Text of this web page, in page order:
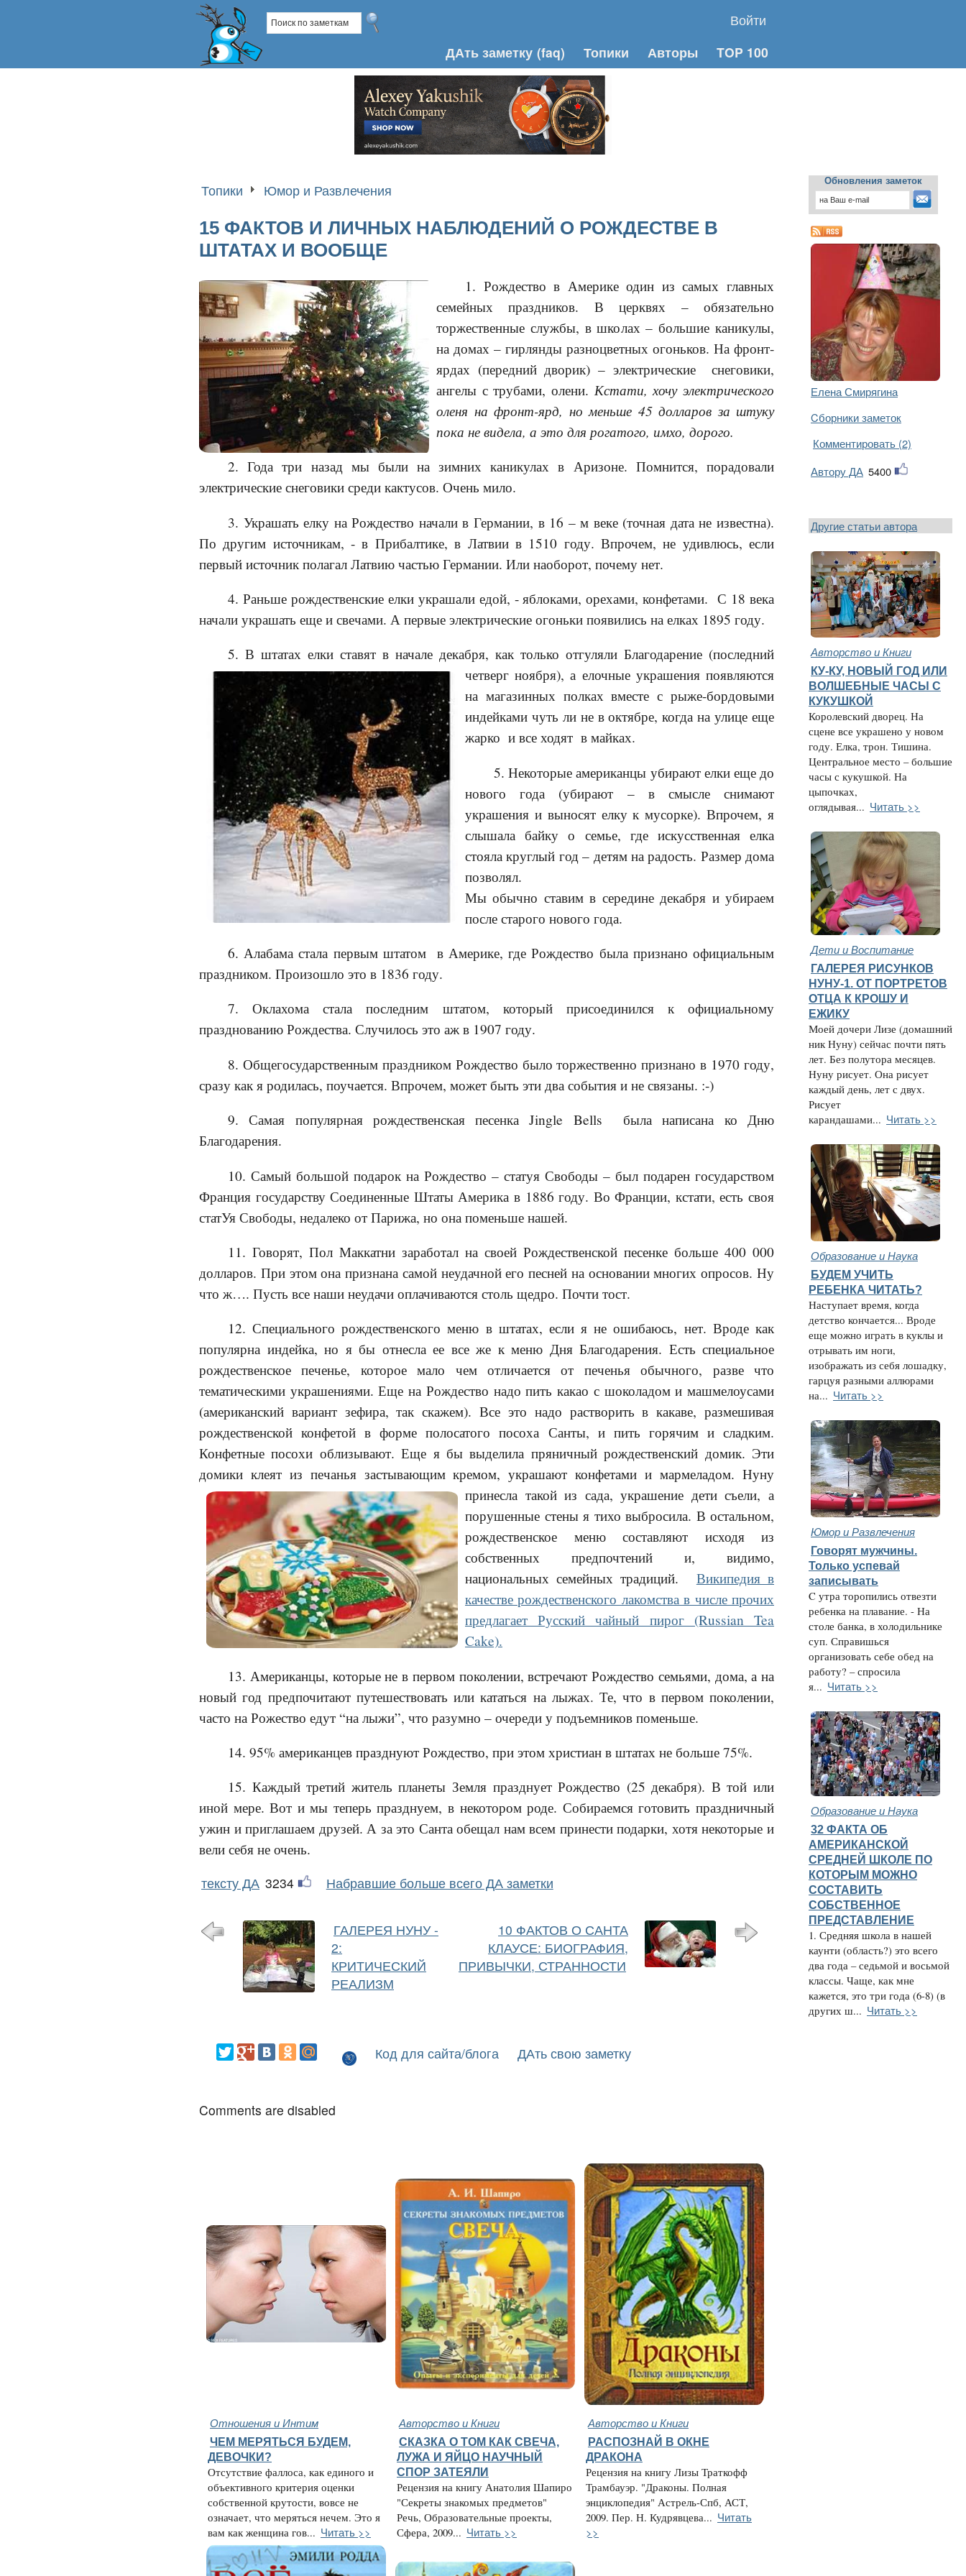
Войти
ДАть заметку (faq) Топики Авторы TOP 100
Топики Юмор и Развлечения
15 ФАКТОВ И ЛИЧНЫХ НАБЛЮДЕНИЙ О РОЖДЕСТВЕ В
ШТАТАХ И ВООБЩЕ
1. Рождество в Америке один из самых главных
семейных праздников. В церквях – обязательно
торжественные службы, в школах – большие каникулы,
на домах – гирлянды разноцветных огоньков. На фронт-
ярдах (передний дворик) – электрические снеговики,
ангелы с трубами, олени. Кстати, хочу электрического
оленя на фронт-ярд, но меньше 45 долларов за штуку
пока не видела, а это для рогатого, имхо, дорого.
2. Года три назад мы были на зимних каникулах в Аризоне. Помнится, порадовали
электрические снеговики среди кактусов. Очень мило.
3. Украшать елку на Рождество начали в Германии, в 16 – м веке (точная дата не известна).
По другим источникам, - в Прибалтике, в Латвии в 1510 году. Впрочем, не удивлюсь, если
первый источник полагал Латвию частью Германии. Или наоборот, почему нет.
4. Раньше рождественские елки украшали едой, - яблоками, орехами, конфетами. С 18 века
начали украшать еще и свечами. А первые электрические огоньки появились на елках 1895 году.
5. В штатах елки ставят в начале декабря, как только отгуляли Благодарение (последний
четверг ноября), а елочные украшения появляются
на магазинных полках вместе с рыже-бордовыми
индейками чуть ли не в октябре, когда на улице еще
жарко и все ходят в майках.
5. Некоторые американцы убирают елки еще до
нового года (убирают – в смысле снимают
украшения и выносят елку к мусорке). Впрочем, я
слышала байку о семье, где искусственная елка
стояла круглый год – детям на радость. Размер дома
позволял.
Мы обычно ставим в середине декабря и убираем
после старого нового года.
6. Алабама стала первым штатом в Америке, где Рождество была признано официальным
праздником. Произошло это в 1836 году.
7. Оклахома стала последним штатом, который присоединился к официальному
празднованию Рождества. Случилось это аж в 1907 году.
8. Общегосударственным праздником Рождество было торжественно признано в 1970 году,
сразу как я родилась, поучается. Впрочем, может быть эти два события и не связаны. :-)
9. Самая популярная рождественская песенка Jingle Bells была написана ко Дню
Благодарения.
10. Самый большой подарок на Рождество – статуя Свободы – был подарен государством
Франция государству Соединенные Штаты Америка в 1886 году. Во Франции, кстати, есть своя
статУя Свободы, недалеко от Парижа, но она поменьше нашей.
11. Говорят, Пол Маккатни заработал на своей Рождественской песенке больше 400 000
долларов. При этом она признана самой неудачной его песней на основании многих опросов. Ну
что ж…. Пусть все наши неудачи оплачиваются столь щедро. Почти тост.
12. Специального рождественского меню в штатах, если я не ошибаюсь, нет. Вроде как
популярна индейка, но я бы отнесла ее все же к меню Дня Благодарения. Есть специальное
рождественское печенье, которое мало чем отличается от печенья обычного, разве что
тематическими украшениями. Еще на Рождество надо пить какао с шоколадом и машмелоусами
(американский вариант зефира, так скажем). Все это надо растворить в какаве, размешивая
рождественской конфетой в форме полосатого посоха Санты, и пить горячим и сладким.
Конфетные посохи облизывают. Еще я бы выделила пряничный рождественский домик. Эти
домики клеят из печанья застывающим кремом, украшают конфетами и мармеладом. Нуну
принесла такой из сада, украшение дети съели, а
порушенные стены я тихо выбросила. В остальном,
рождественское меню составляют исходя из
собственных предпочтений и, видимо,
национальных семейных традиций.
Википедия в
качестве рождественского лакомства в числе прочих
предлагает Русский чайный пирог (Russian Tea
Cake).
13. Американцы, которые не в первом поколении, встречают Рождество семьями, дома, а на
новый год предпочитают путешествовать или кататься на лыжах. Те, что в первом поколении,
часто на Рожество едут “на лыжи”, что разумно – очереди у подъемников поменьше.
14. 95% американцев празднуют Рождество, при этом христиан в штатах не больше 75%.
15. Каждый третий житель планеты Земля празднует Рождество (25 декабря). В той или
иной мере. Вот и мы теперь празднуем, в некотором роде. Собираемся готовить праздничный
ужин и приглашаем друзей. А за это Санта обещал нам всем принести подарки, хотя некоторые и
вели себя не очень.
тексту ДА 3234 Набравшие больше всего ДА заметки
ГАЛЕРЕЯ НУНУ -
2:
КРИТИЧЕСКИЙ
РЕАЛИЗМ
10 ФАКТОВ О САНТА
КЛАУСЕ: БИОГРАФИЯ,
ПРИВЫЧКИ, СТРАННОСТИ
Код для сайта/блога ДАть свою заметку
Comments are disabled
Отношения и Интим Авторство и Книги Авторство и Книги
ЧЕМ МЕРЯТЬСЯ БУДЕМ,
ДЕВОЧКИ?
Отсутствие фаллоса, как единого и
объективного критерия оценки
собственной крутости, вовсе не
означает, что меряться нечем. Это я
вам как женщина гов... Читать >>
СКАЗКА О ТОМ КАК СВЕЧА,
ЛУЖА И ЯЙЦО НАУЧНЫЙ
СПОР ЗАТЕЯЛИ
Рецензия на книгу Анатолия Шапиро
"Секреты знакомых предметов"
Речь, Образовательные проекты,
Сфера, 2009... Читать >>
РАСПОЗНАЙ В ОКНЕ
ДРАКОНА
Рецензия на книгу Лизы Траткофф
Трамбауэр. "Драконы. Полная
энциклопедия" Астрель-Спб, АСТ,
2009. Пер. Н. Кудрявцева... Читать
>>
Обновления заметок
Елена Смирягина
Cборники заметок
Комментировать (2)
Автору ДА 5400
Другие статьи автора
Авторство и Книги
КУ-КУ, НОВЫЙ ГОД ИЛИ
ВОЛШЕБНЫЕ ЧАСЫ С
КУКУШКОЙ
Королевский дворец. На
сцене все украшено у новом
году. Елка, трон. Тишина.
Центральное место – большие
часы с кукушкой. На
цыпочках,
оглядывая... Читать >>
Дети и Воспитание
ГАЛЕРЕЯ РИСУНКОВ
НУНУ-1. ОТ ПОРТРЕТОВ
ОТЦА К КРОШУ И
ЕЖИКУ
Моей дочери Лизе (домашний
ник Нуну) сейчас почти пять
лет. Без полутора месяцев.
Нуну рисует. Она рисует
каждый день, лет с двух.
Рисует
карандашами... Читать >>
Образование и Наука
БУДЕМ УЧИТЬ
РЕБЕНКА ЧИТАТЬ?
Наступает время, когда
детство кончается... Вроде
еще можно играть в куклы и
отрывать им ноги,
изображать из себя лошадку,
гарцуя разными аллюрами
на... Читать >>
Юмор и Развлечения
Говорят мужчины.
Только успевай
записывать
C утра торопились отвезти
ребенка на плавание. - На
столе банка, в холодильнике
суп. Справишься
организовать себе обед на
работу? – спросила
я... Читать >>
Образование и Наука
32 ФАКТА ОБ
АМЕРИКАНСКОЙ
СРЕДНЕЙ ШКОЛЕ ПО
КОТОРЫМ МОЖНО
СОСТАВИТЬ
СОБСТВЕННОЕ
ПРЕДСТАВЛЕНИЕ
1. Средняя школа в нашей
каунти (область?) это всего
два года – седьмой и восьмой
классы. Чаще, как мне
кажется, это три года (6-8) (в
других ш... Читать >>